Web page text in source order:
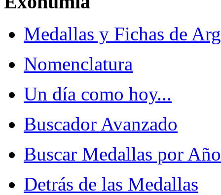
Medallas y Fichas de
Nomenclatura
Un día como hoy...
Buscador Avanzado
Buscar Medallas por Año
Detrás de las Medallas